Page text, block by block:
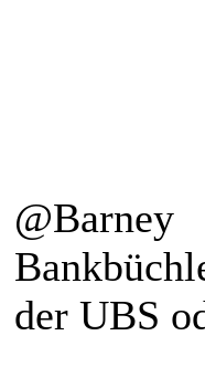
@Barney
der UBS